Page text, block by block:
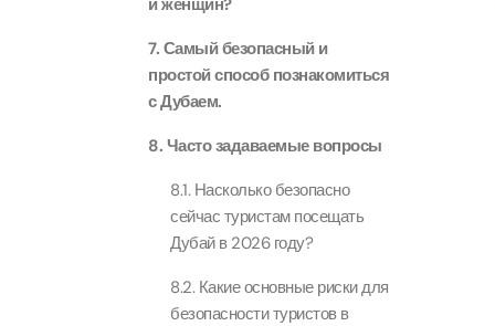
Real
Real
Tickets
2-
и женщин?
7. Самый безопасный и
простой способ познакомиться
с Дубаем.
8. Часто задаваемые вопросы
8.1. Насколько безопасно
сейчас туристам посещать
Дубай в 2026 году?
8.2. Какие основные риски для
безопасности туристов в